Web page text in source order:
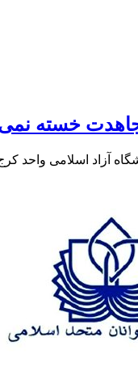
خسته
آزاد اسلامی